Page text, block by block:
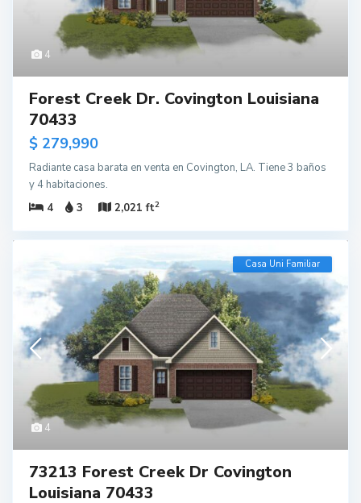
4
Forest Creek Dr. Covington Louisiana
70433
$ 279,990
Radiante casa barata en venta en Covington, LA. Tiene 3 baños
y 4 habitaciones.
4
3 2,021 ft2
4
Casa Uni Familiar
73213 Forest Creek Dr Covington
Louisiana 70433